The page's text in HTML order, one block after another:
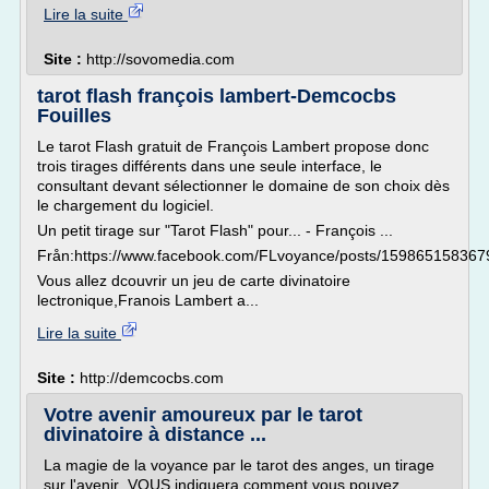
Lire la suite
Site : http://sovomedia.com
tarot flash françois lambert-Demcocbs
Fouilles
Le tarot Flash gratuit de François Lambert propose donc
trois tirages différents dans une seule interface, le
consultant devant sélectionner le domaine de son choix dès
le chargement du logiciel.
Un petit tirage sur "Tarot Flash" pour... - François ...
Från:https://www.facebook.com/FLvoyance/posts/
Vous allez dcouvrir un jeu de carte divinatoire
lectronique,Franois Lambert a...
Lire la suite
Site : http://demcocbs.com
Votre avenir amoureux par le tarot
divinatoire à distance ...
La magie de la voyance par le tarot des anges, un tirage
sur l'avenir VOUS indiquera comment vous pouvez